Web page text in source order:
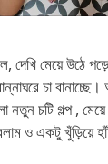
মেয়ে উঠে
চা
নতুন চটি গল্প ,
ও একটু খুঁড়িয়ে